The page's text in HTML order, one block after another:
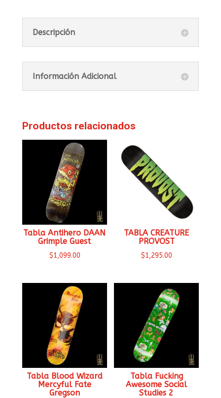
Descripción
Información Adicional
Productos relacionados
Tabla Antihero DAAN
Grimple Guest
$1,099.00
TABLA CREATURE
PROVOST
$1,295.00
Tabla Blood Wizard
Mercyful Fate
Gregson
Tabla Fucking
Awesome Social
Studies 2